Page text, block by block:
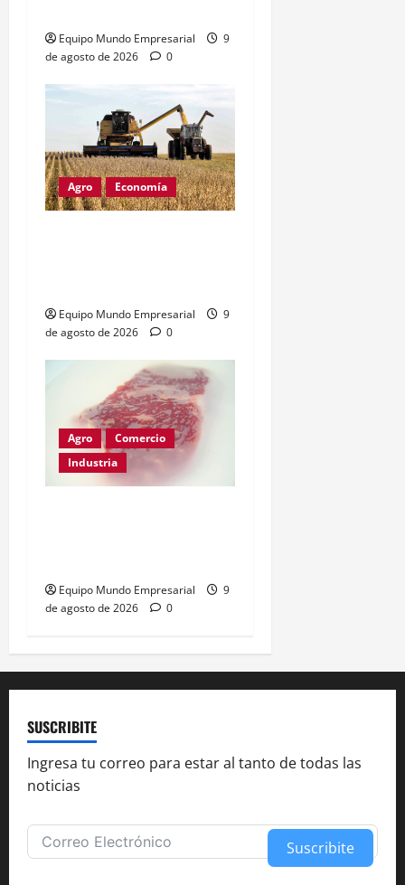
Equipo Mundo Empresarial
9
de agosto de 2026
0
Agro Economía
Equipo Mundo Empresarial
9
de agosto de 2026
0
Agro
Comercio
Industria
Equipo Mundo Empresarial
9
de agosto de 2026
0
SUSCRIBITE
Ingresa tu correo para estar al tanto de todas las
noticias
Suscribite